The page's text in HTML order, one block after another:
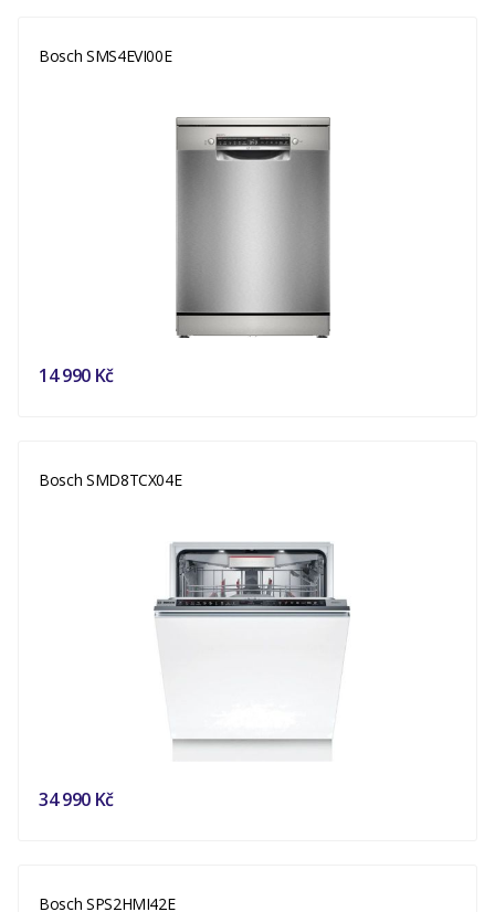
Bosch SMS4EVI00E
14 990 Kč
Bosch SMD8TCX04E
34 990 Kč
Bosch SPS2HMI42E